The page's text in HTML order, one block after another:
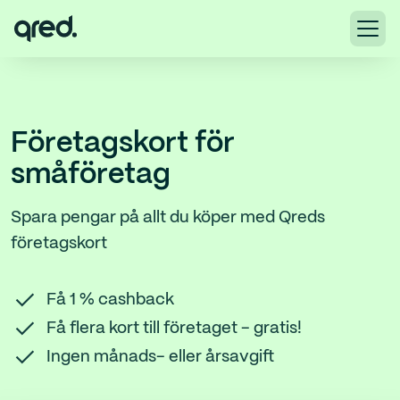
Företagskort för
småföretag
Spara pengar på allt du köper med Qreds
företagskort
Få 1 % cashback
Få flera kort till företaget - gratis!
Ingen månads- eller årsavgift